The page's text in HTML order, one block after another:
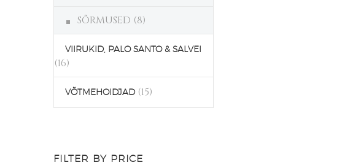
SÕRMUSED (8)
VIIRUKID, PALO SANTO & SALVEI
(16)
VÕTMEHOIDJAD (15)
FILTER BY PRICE